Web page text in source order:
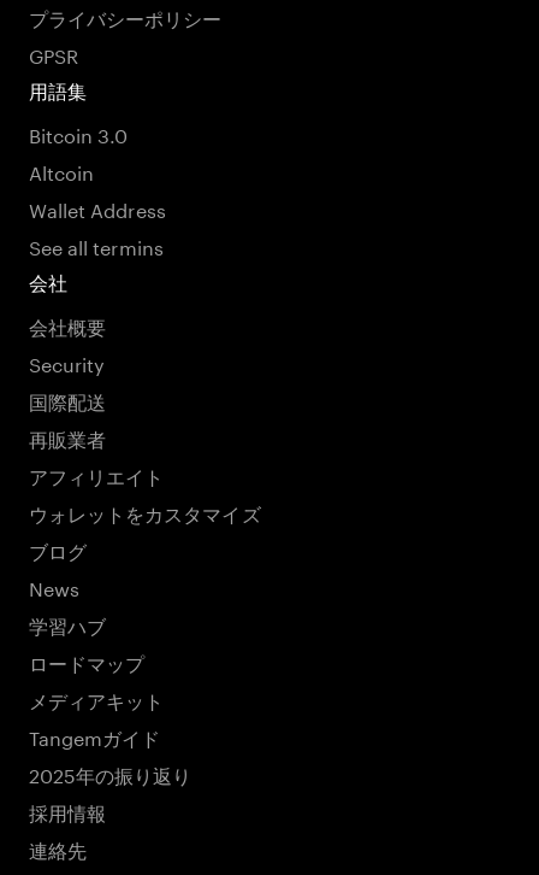
プライバシーポリシー
GPSR
用語集
Bitcoin 3.0
Altcoin
Wallet Address
See all termins
会社
会社概要
Security
国際配送
再販業者
アフィリエイト
ウォレットをカスタマイズ
ブログ
News
学習ハブ
ロードマップ
メディアキット
Tangemガイド
2025年の振り返り
採用情報
連絡先